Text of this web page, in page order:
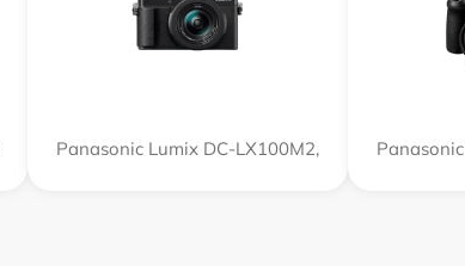
Panasonic Lumix DC-LX100M2,